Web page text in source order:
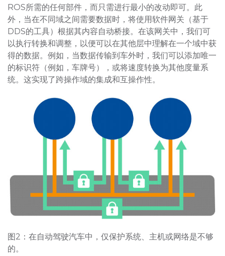
ROS所需的任何部件，而只需进行最小的改动即可。此
外，当在不同域之间需要数据时，将使用软件网关（基于
DDS的工具）根据其内容自动桥接。在该网关中，我们可
以执行转换和调整，以便可以在其他层中理解在一个域中获
得的数据。例如，当数据传输到车外时，我们可以添加唯一
的标识符（例如，车牌号），或将速度转换为其他度量系
统。这实现了跨操作域的集成和互操作性。
图2：在自动驾驶汽车中，仅保护系统、主机或网络是不够
的。